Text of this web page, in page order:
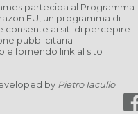
partecipa al Programma
EU, un programma di
consente ai siti di percepire
pubblicitaria
e fornendo link al sito
by Pietro Iacullo